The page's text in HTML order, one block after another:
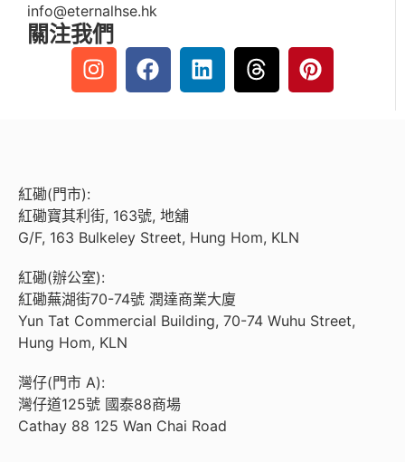
info@eternalhse.hk
關注我們
紅磡(門市):
紅磡寶其利街, 163號, 地舖
G/F, 163 Bulkeley Street, Hung Hom, KLN
紅磡(辦公室):
紅磡蕪湖街70-74號 潤達商業大廈
Yun Tat Commercial Building, 70-74 Wuhu Street,
Hung Hom, KLN
灣仔(門市 A):
灣仔道125號 國泰88商場
Cathay 88 125 Wan Chai Road